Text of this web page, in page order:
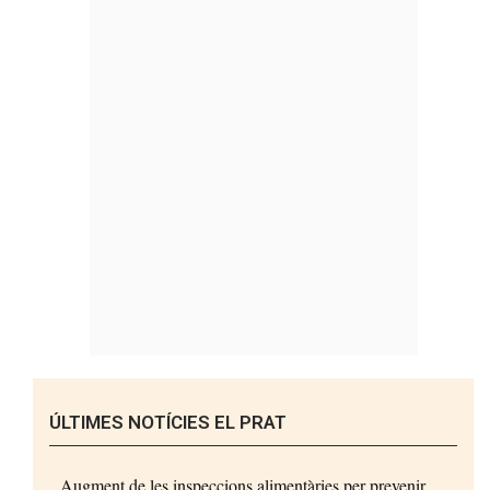
ÚLTIMES NOTÍCIES EL PRAT
Augment de les inspeccions alimentàries per prevenir